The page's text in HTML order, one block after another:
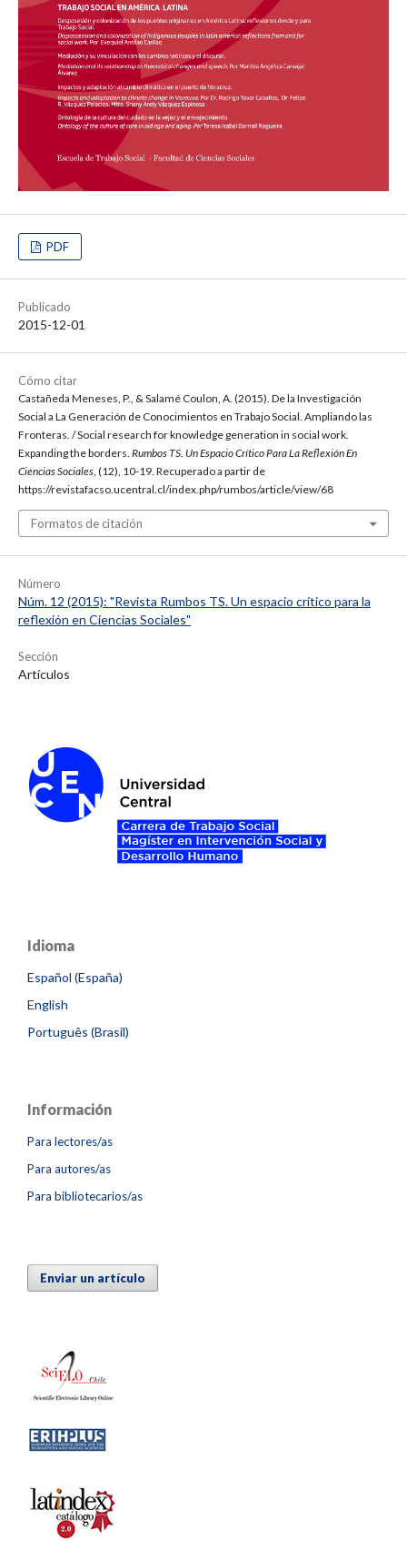
PDF
Publicado
2015-12-01
Cómo citar
Castañeda Meneses, P., & Salamé Coulon, A. (2015). De la Investigación
Social a La Generación de Conocimientos en Trabajo Social. Ampliando las
Fronteras. / Social research for knowledge generation in social work.
Expanding the borders. Rumbos TS. Un Espacio Crítico Para La Reflexión En
Ciencias Sociales , (12), 10-19. Recuperado a partir de
https://revistafacso.ucentral.cl/index.php/rumbos/article/view/68
Formatos de citación
Número
Núm. 12 (2015): "Revista Rumbos TS. Un espacio crítico para la
reflexión en Ciencias Sociales"
Sección
Artículos
Idioma
Español (España)
English
Português (Brasil)
Información
Para lectores/as
Para autores/as
Para bibliotecarios/as
Enviar un artículo